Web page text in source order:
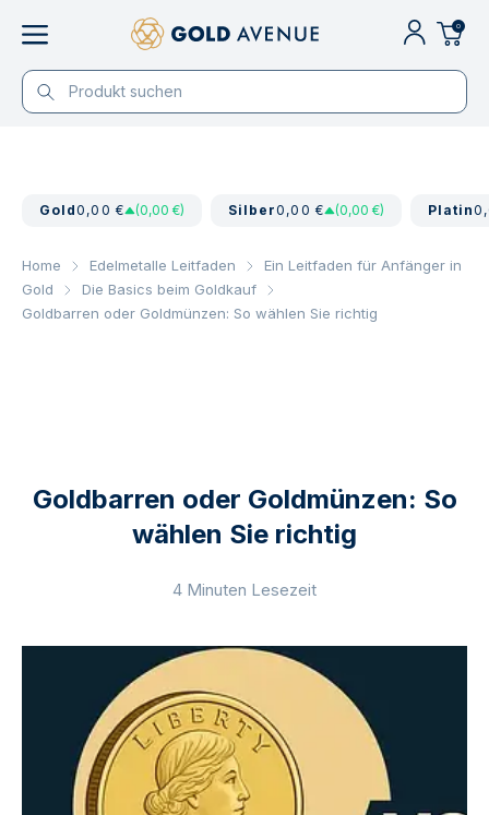
0
Gold0,00 € (0,00 €) Silber0,00 € (0,00 €) Platin
Home Edelmetalle Leitfaden
Ein Leitfaden für Anfänger in
Gold
Die Basics beim Goldkauf
Goldbarren oder Goldmünzen: So wählen Sie richtig
Goldbarren oder Goldmünzen: So
wählen Sie richtig
4 Minuten Lesezeit